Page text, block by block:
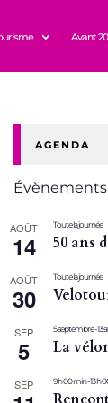
Avant
AGENDA
AOÛT
14
Toute la journée
50 ans
AOÛT
30
Toute la journée
SEP
5
5 septembre-13
La
SEP 9 h 00 min-13 h